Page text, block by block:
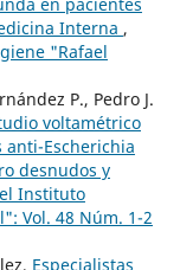
Interna ,
"Rafael
P., Pedro J.
voltamétrico
Escherichia
desnudos y
Instituto
Vol. 48 Núm. 1-2
Especialistas